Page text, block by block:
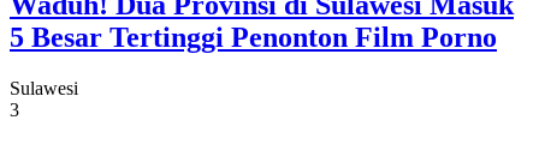
5 Besar Tertinggi Penonton Film Porno
Sulawesi
3